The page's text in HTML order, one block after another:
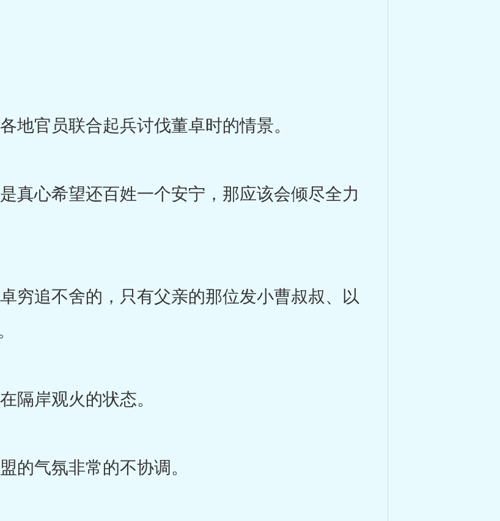
官员联合起兵讨伐董卓时的情景。
真心希望还百姓一个安宁，那应该会倾尽全力
穷追不舍的，只有父亲的那位发小曹叔叔、以
岸观火的状态。
气氛非常的不协调。